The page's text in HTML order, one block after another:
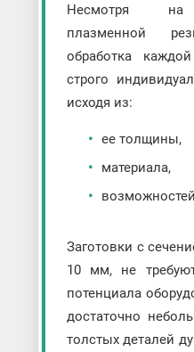
Несмотря на
плазменной
обработка
строго
исходя из:
ее толщины,
материала,
Заготовки с
10 мм, не
потенциала
достаточно
толстых деталей